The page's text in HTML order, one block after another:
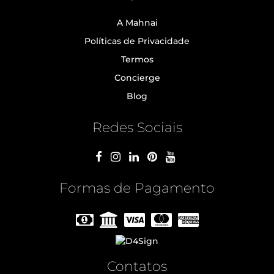
A Mahnai
Políticas de Privacidade
Termos
Concierge
Blog
Redes Sociais
Formas de Pagamento
Contatos